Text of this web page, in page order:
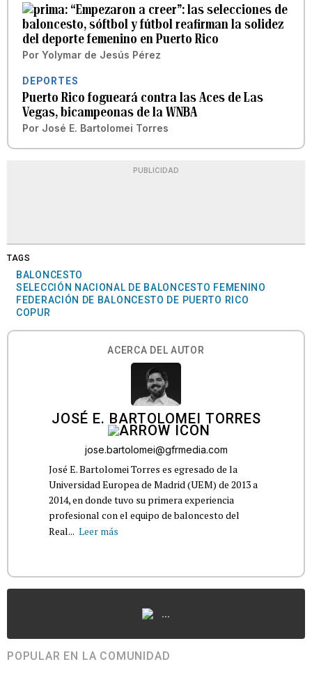
“Empezaron a creer”: las selecciones de
baloncesto, sóftbol y fútbol reafirman la solidez
del deporte femenino en Puerto Rico
Por Yolymar de Jesús Pérez
DEPORTES
Puerto Rico fogueará contra las Aces de Las
Vegas, bicampeonas de la WNBA
Por José E. Bartolomei Torres
PUBLICIDAD
TAGS
BALONCESTO
SELECCIÓN NACIONAL DE BALONCESTO FEMENINO
FEDERACIÓN DE BALONCESTO DE PUERTO RICO
COPUR
ACERCA DEL AUTOR
JOSÉ E. BARTOLOMEI TORRES
jose.bartolomei@gfrmedia.com
José E. Bartolomei Torres es egresado de la
Universidad Europea de Madrid (UEM) de 2013 a
2014, en donde tuvo su primera experiencia
profesional con el equipo de baloncesto del
Real... Leer más
...
POPULAR EN LA COMUNIDAD